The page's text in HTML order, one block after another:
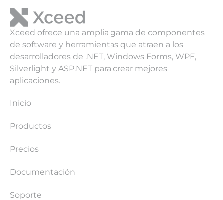
Xceed ofrece una amplia gama de componentes
de software y herramientas que atraen a los
desarrolladores de .NET, Windows Forms, WPF,
Silverlight y ASP.NET para crear mejores
aplicaciones.
Inicio
Productos
Precios
Documentación
Soporte